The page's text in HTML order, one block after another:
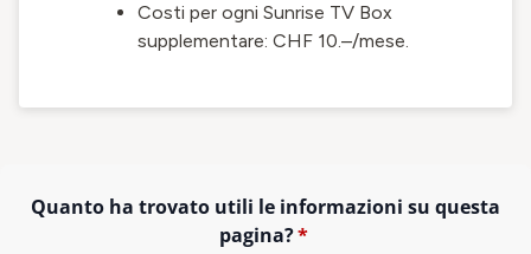
Costi per ogni Sunrise TV Box
supplementare: CHF 10.–/mese.